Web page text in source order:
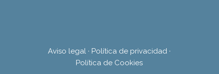
Aviso legal · Política de privacidad ·
Política de Cookies